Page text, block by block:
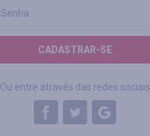
CADASTRAR-SE
Ou entre através das redes sociais